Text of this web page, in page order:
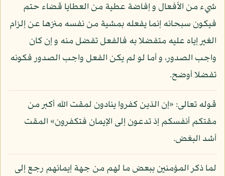
شيء من الأفعال و إفاضة عطية من العطايا قضاء حتم
فيكون سبحانه إنما يفعله بمشية من نفسه منزها عن إلزام
الغير إياه عليه متفضلا به فالفعل تفضل منه و إن كان
واجب الصدور، و أما لو لم يكن الفعل واجب الصدور فكونه
تفضلا أوضح.
قوله تعالى: «إن الذين كفروا ينادون لمقت الله أكبر من
مقتكم أنفسكم إذ تدعون إلى الإيمان فتكفرون» المقت
أشد البغض.
لما ذكر المؤمنين ببعض ما لهم من جهة إيمانهم رجع إلى